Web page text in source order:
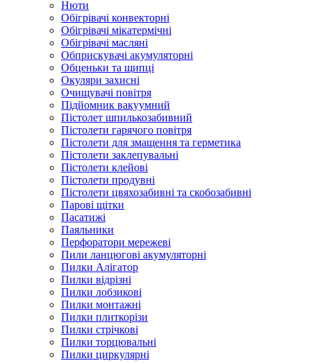
Нюти
Обігрівачі конвекторні
Обігрівачі мікатермічні
Обігрівачі масляні
Обприскувачі акумуляторні
Обценьки та щипці
Окуляри захисні
Очищувачі повітря
Підйомник вакуумний
Пістолет шпилькозабивний
Пістолети гарячого повітря
Пістолети для змащення та герметика
Пістолети заклепувальні
Пістолети клейові
Пістолети продувні
Пістолети цвяхозабивні та скобозабивні
Парові щітки
Пасатижі
Паяльники
Перфоратори мережеві
Пили ланцюгові акумуляторні
Пилки Алігатор
Пилки відрізні
Пилки лобзикові
Пилки монтажні
Пилки плиткорізи
Пилки стрічкові
Пилки торцювальні
Пилки циркулярні